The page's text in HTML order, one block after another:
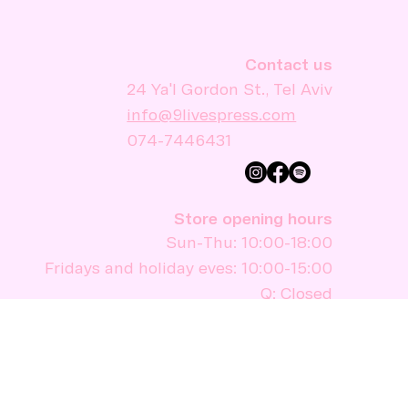
Store opening hours
Sun-Thu: 10:00-18:00
Fridays and holiday eves: 10:00-15:00
Q: Closed
Contact us
24 Ya'l Gordon St., Tel Aviv
info@9livespress.com
074-7446431